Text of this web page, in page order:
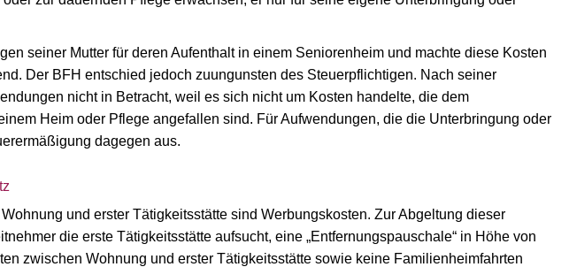
seiner Mutter für deren Aufenthalt in einem Seniorenheim und machte diese Kosten
Der BFH entschied jedoch zuungunsten des Steuerpflichtigen. Nach seiner
nicht in Betracht, weil es sich nicht um Kosten handelte, die dem
Heim oder Pflege angefallen sind. Für Aufwendungen, die die Unterbringung oder
dagegen aus.
und erster Tätigkeitsstätte sind Werbungskosten. Zur Abgeltung dieser
die erste Tätigkeitsstätte aufsucht, eine „Entfernungspauschale“ in Höhe von
zwischen Wohnung und erster Tätigkeitsstätte sowie keine Familienheimfahrten